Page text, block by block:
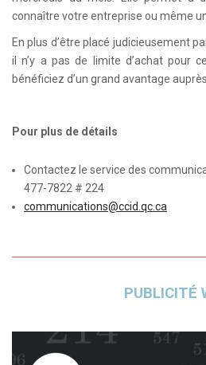
connaître votre entreprise ou même
En plus d’être placé judicieusement
il n’y a pas de limite d’achat pour
bénéficiez d’un grand avantage
Pour plus de détails
Contactez le service des
477-7822 # 224
communications@ccid.qc.ca
PUBLICITÉ